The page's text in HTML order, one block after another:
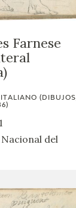
Farnese
(DIBUJOS,
del